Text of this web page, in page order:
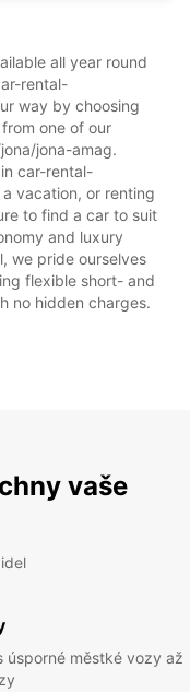
all year round
rental-
way by choosing
one of our
jona-amag.
car-rental-
vacation, or renting
to find a car to suit
and luxury
we pride ourselves
flexible short- and
no hidden charges.
vaše
městké vozy až